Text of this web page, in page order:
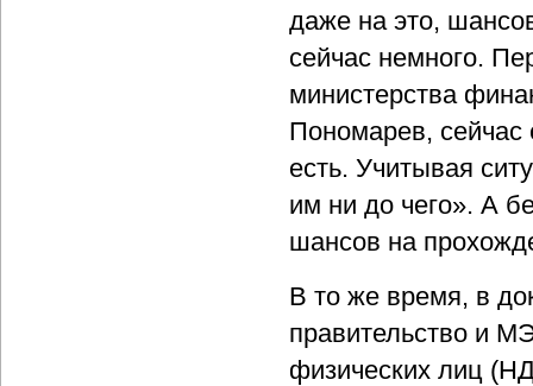
даже на это,
сейчас немного.
министерства
Пономарев, сейчас
есть. Учитывая
им ни до чего». А
шансов на
В то же время, в
правительство и
физических лиц